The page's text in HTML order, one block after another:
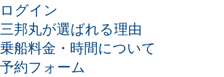
ログイン
三邦丸が選ばれる理由
乗船料金・時間について
予約フォーム